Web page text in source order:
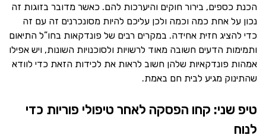
הכנת כספים, בירור חוקים והיערכות להם. כאשר מדובר בזוגות זה
נכון על אחת כמה וכמה ולכן עליכם להיות מסונכרנים זה עם זה
כדי להציג חזית אחידה. במקרים רבים של פונדקאות בחו”ל התיאום
ותמימות הדעים חשובה מאוד לרשויות ולסוכנויות השונות, ויש אפילו
אמהות פונדקאיות שלהן חשוב לראות את לכידות הזאת כדי לוודא
שהתינוק מגיע לבית חם באמת.
טיפ שני: קחו הפסקה לאחר טיפולי פוריות כדי
לנוח